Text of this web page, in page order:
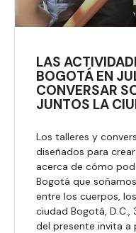
LAS
BOGOTÁ EN
CONVERSAR
JUNTOS LA
Los talleres y
diseñados para
acerca de cómo
Bogotá que
entre los cuerpos,
ciudad Bogotá, D.C.,
del presente invita a